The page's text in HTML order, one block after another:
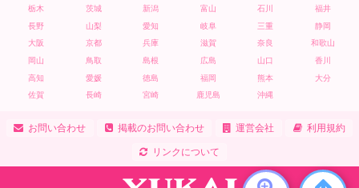
栃木
茨城 新潟 富山 石川
福井
長野
山梨 愛知 岐阜 三重
静岡
大阪
京都 兵庫 滋賀 奈良
和歌山
岡山
鳥取 島根 広島 山口
香川
高知
愛媛 徳島 福岡 熊本
大分
佐賀
長崎 宮崎 鹿児島 沖縄
お問い合わせ 掲載のお問い合わせ 運営会社 利用規約
リンクについて